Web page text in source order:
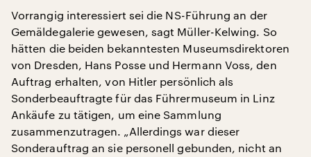
Vorrangig interessiert sei die NS-Führung an der
Gemäldegalerie gewesen, sagt Müller-Kelwing. So
hätten die beiden bekanntesten Museumsdirektoren
von Dresden, Hans Posse und Hermann Voss, den
Auftrag erhalten, von Hitler persönlich als
Sonderbeauftragte für das Führermuseum in Linz
Ankäufe zu tätigen, um eine Sammlung
zusammenzutragen. „Allerdings war dieser
Sonderauftrag an sie personell gebunden, nicht an